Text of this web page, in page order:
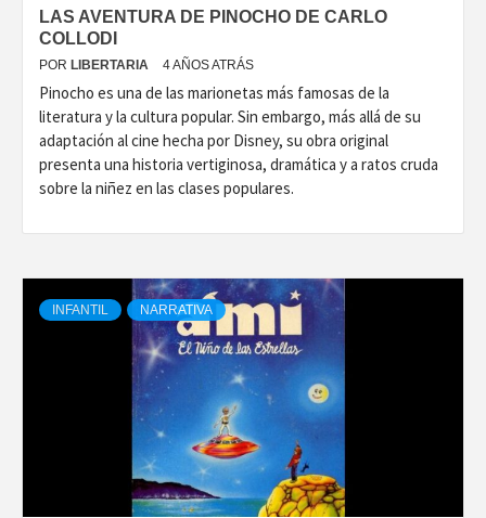
LAS AVENTURA DE PINOCHO DE CARLO
COLLODI
POR LIBERTARIA 4 AÑOS ATRÁS
Pinocho es una de las marionetas más famosas de la
literatura y la cultura popular. Sin embargo, más allá de su
adaptación al cine hecha por Disney, su obra original
presenta una historia vertiginosa, dramática y a ratos cruda
sobre la niñez en las clases populares.
INFANTIL NARRATIVA